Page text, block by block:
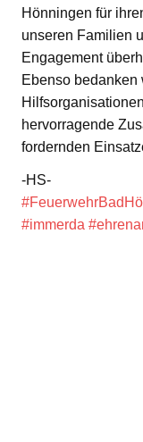
Hönningen für
unseren Familien
Engagement
Ebenso
hervorragende
fordernden
-HS-
#immerda